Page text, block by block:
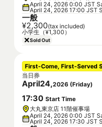
April 24, 2026 0:00 JST
April 24, 2026 17:00 JST
一般
¥2,300(tax included)
小学生（¥1,300）
Sold Out
First-Come, First-Served
当日券
April24,2026 (Friday)
17:30 Start Time
大丸東京店 11階催事場
April 24, 2026 0:00 JST
April 24, 2026 17:30 JST